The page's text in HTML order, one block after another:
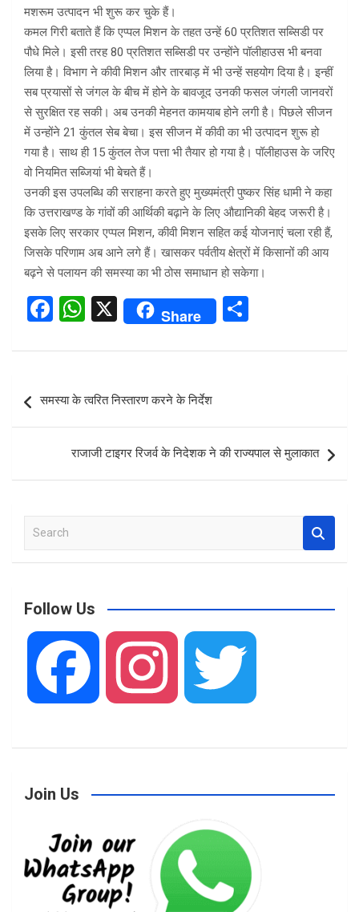
मशरूम उत्पादन भी शुरू कर चुके हैं।
कमल गिरी बताते हैं कि एप्पल मिशन के तहत उन्हें 60 प्रतिशत सब्सिडी पर
पौधे मिले। इसी तरह 80 प्रतिशत सब्सिडी पर उन्होंने पॉलीहाउस भी बनवा
लिया है। विभाग ने कीवी मिशन और तारबाड़ में भी उन्हें सहयोग दिया है। इन्हीं
सब प्रयासों से जंगल के बीच में होने के बावजूद उनकी फसल जंगली जानवरों
से सुरक्षित रह सकी। अब उनकी मेहनत कामयाब होने लगी है। पिछले सीजन
में उन्होंने 21 कुंतल सेब बेचा। इस सीजन में कीवी का भी उत्पादन शुरू हो
गया है। साथ ही 15 कुंतल तेज पत्ता भी तैयार हो गया है। पॉलीहाउस के जरिए
वो नियमित सब्जियां भी बेचते हैं।
उनकी इस उपलब्धि की सराहना करते हुए मुख्यमंत्री पुष्कर सिंह धामी ने कहा
कि उत्तराखण्ड के गांवों की आर्थिकी बढ़ाने के लिए औद्यानिकी बेहद जरूरी है।
इसके लिए सरकार एप्पल मिशन, कीवी मिशन सहित कई योजनाएं चला रही हैं,
जिसके परिणाम अब आने लगे हैं। खासकर पर्वतीय क्षेत्रों में किसानों की आय
बढ़ने से पलायन की समस्या का भी ठोस समाधान हो सकेगा।
F
ce
o
o
W
at
s
A
p
p
X Share
ar
navigation
समस्या के त्वरित निस्तारण करने के निर्देश
राजाजी टाइगर रिजर्व के निदेशक ने की राज्यपाल से मुलाकात
a
c
Follow Us
Join Us